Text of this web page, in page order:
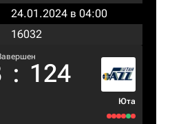
24.01.2024 в 04:00
16032
: 124
Юта